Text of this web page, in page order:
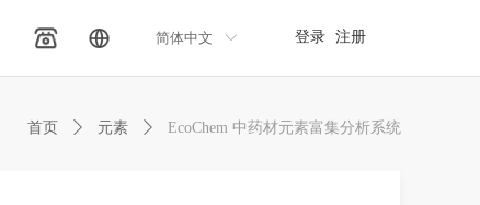
ꀅ
简体中文 登录 注册
首页 ꄲ 元素 ꄲ EcoChem 中药材元素富集分析系统